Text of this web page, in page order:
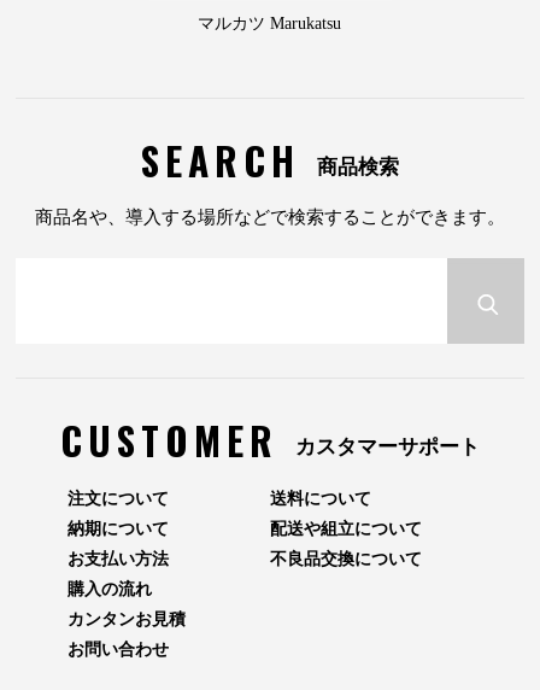
マルカツ Marukatsu
SEARCH 商品検索
商品名や、導入する場所などで検索することができます。
CUSTOMER カスタマーサポート
注文について
納期について
お支払い方法
送料について
配送や組立について
不良品交換について
購入の流れ
カンタンお見積
お問い合わせ